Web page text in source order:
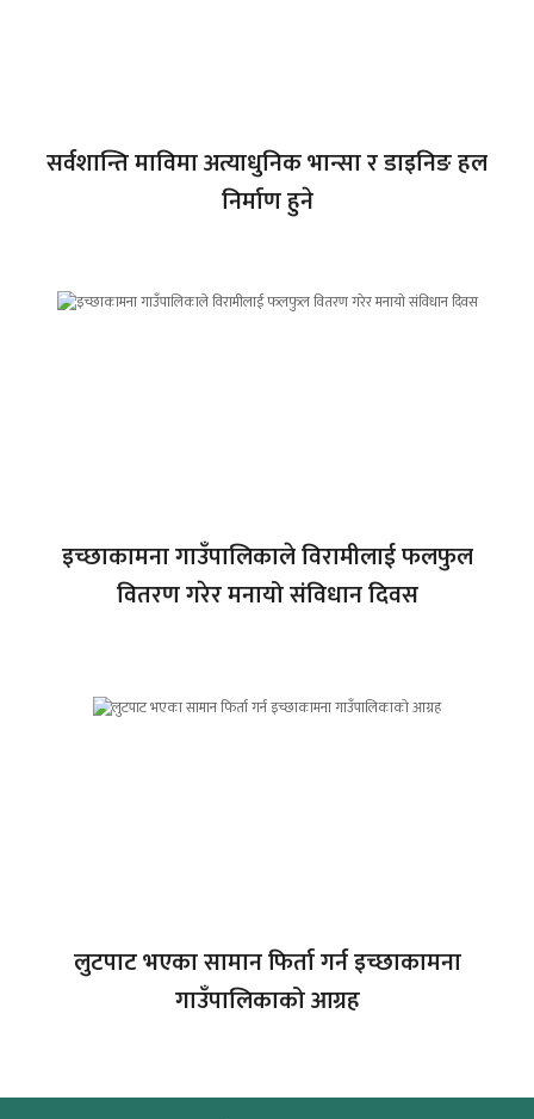
सर्वशान्ति माविमा अत्याधुनिक भान्सा र डाइनिङ हल
निर्माण हुने
इच्छाकामना गाउँपालिकाले विरामीलाई फलफुल
वितरण गरेर मनायो संविधान दिवस
लुटपाट भएका सामान फिर्ता गर्न इच्छाकामना
गाउँपालिकाको आग्रह